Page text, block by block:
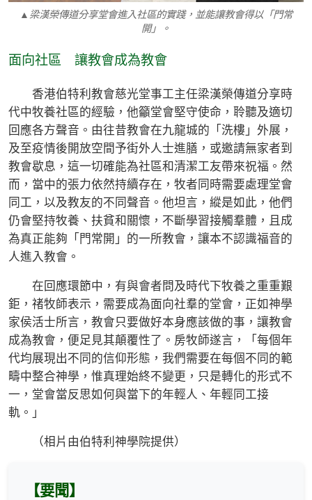
▲梁漢榮傳道分享堂會進入社區的實踐，並能讓教會得以「門常
開」。
面向社區 讓教會成為教會
香港伯特利教會慈光堂事工主任梁漢榮傳道分享時
代中牧養社區的經驗，他籲堂會堅守使命，聆聽及適切
回應各方聲音。由往昔教會在九龍城的「洗樓」外展，
及至疫情後開放空間予街外人士進膳，或邀請無家者到
教會歇息，這一切確能為社區和清潔工友帶來祝福。然
而，當中的張力依然持續存在，牧者同時需要處理堂會
同工，以及教友的不同聲音。他坦言，縱是如此，他們
仍會堅持牧養、扶貧和關懷，不斷學習接觸羣體，且成
為真正能夠「門常開」的一所教會，讓本不認識福音的
人進入教會。
在回應環節中，有與會者問及時代下牧養之重重艱
鉅，禇牧師表示，需要成為面向社羣的堂會，正如神學
家侯活士所言，教會只要做好本身應該做的事，讓教會
成為教會，便足見其顛覆性了。房牧師遂言，「每個年
代均展現出不同的信仰形態，我們需要在每個不同的範
疇中整合神學，惟真理始終不變更，只是轉化的形式不
一，堂會當反思如何與當下的年輕人、年輕同工接
軌。」
（相片由伯特利神學院提供）
【要聞】